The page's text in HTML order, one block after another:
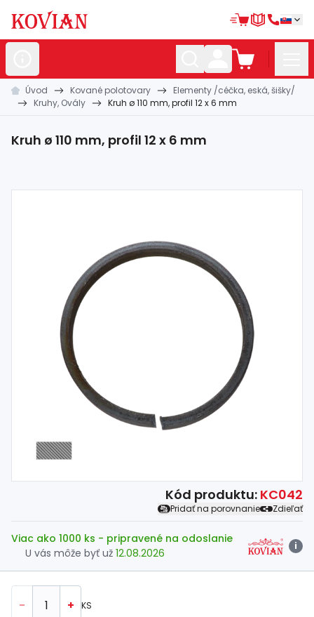
Nerezovépolotovary
polotovary
záhrada
materiál
Spojovací materiál
Úvod Kované polotovary
Elementy /céčka, eská, šišky/
Kruhy, Ovály
Kruh ø 110 mm, profil 12 x 6 mm
Kruh ø 110 mm, profil 12 x 6 mm
Kód produktu: KC042
Pridať na porovnanie Zdieľať
Viac ako 1000 ks - pripravené na odoslanie
U vás môže byť už 12.08.2026
i
- + KS